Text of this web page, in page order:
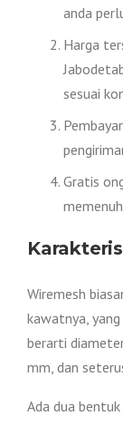
anda
Harga
sesuai
Gratis
Wiremesh
kawatnya,
berarti
mm, dan
Ada dua